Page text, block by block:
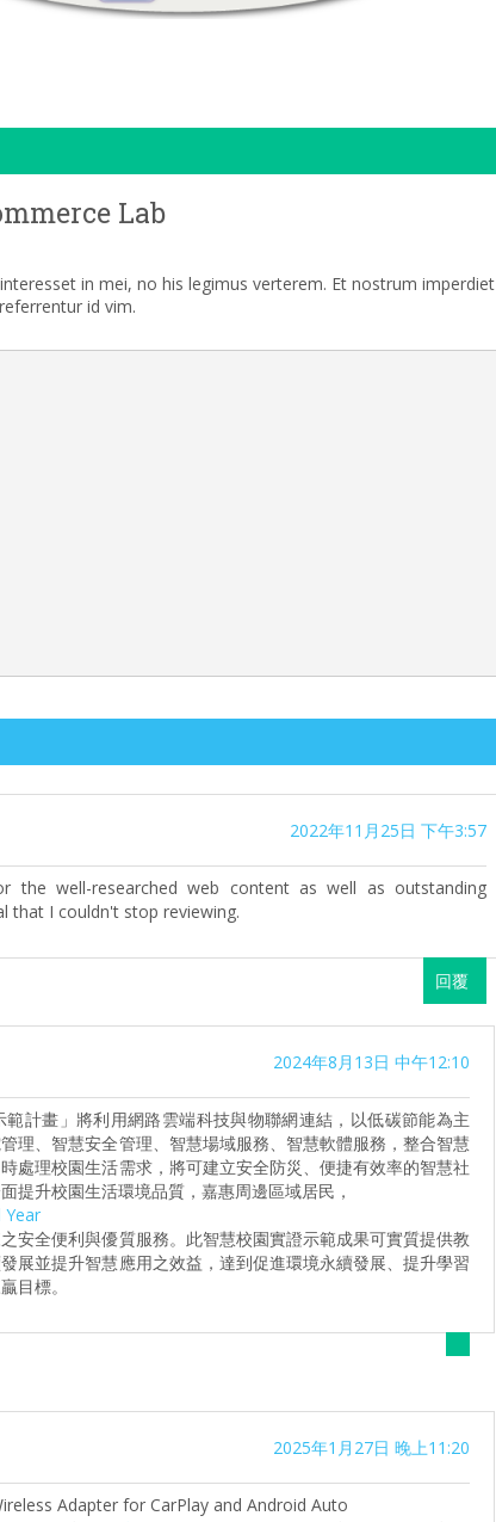
Lab
in mei, no his legimus verterem. Et nostrum imperdiet
id vim.
2022年11月25日 下午3:57
the well-researched web content as well as outstanding
that I couldn't stop reviewing.
回覆
2024年8月13日 中午12:10
計畫」將利用網路雲端科技與物聯網連結，以低碳節能為主
理、智慧安全管理、智慧場域服務、智慧軟體服務，整合智慧
處理校園生活需求，將可建立安全防災、便捷有效率的智慧社
提升校園生活環境品質，嘉惠周邊區域居民，
安全便利與優質服務。此智慧校園實證示範成果可實質提供教
展並提升智慧應用之效益，達到促進環境永續發展、提升學習
目標。
2025年1月27日 晚上11:20
Adapter for CarPlay and Android Auto